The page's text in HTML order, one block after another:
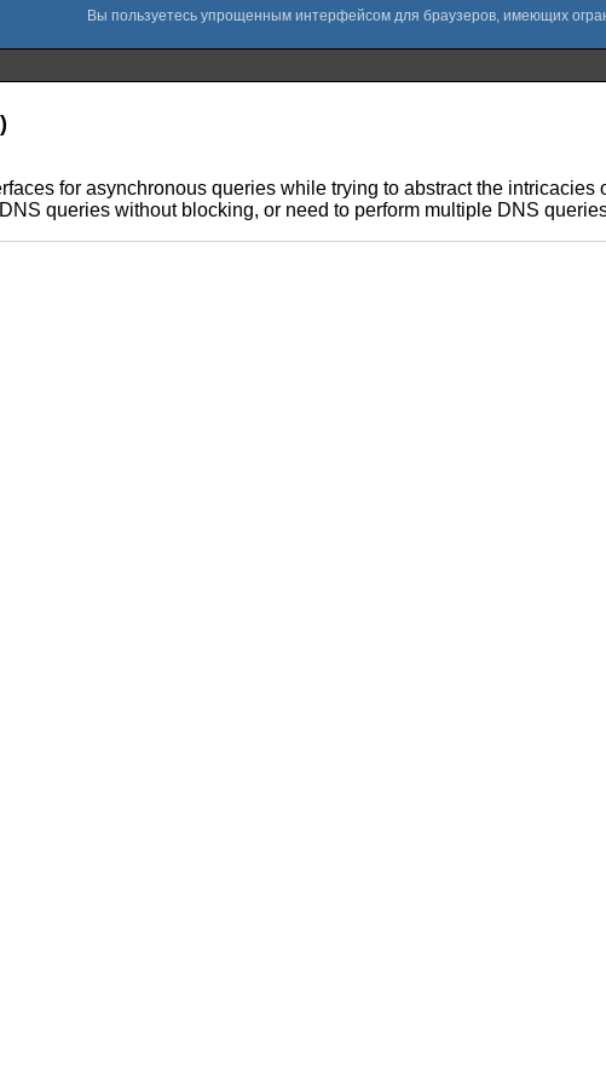
for asynchronous queries while trying to abstract the intricacies
queries without blocking, or need to perform multiple DNS